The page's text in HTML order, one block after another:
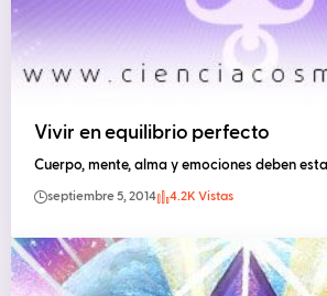
Vivir en equilibrio perfecto
Cuerpo, mente, alma y emociones deben
septiembre 5, 2014 4.2K Vistas